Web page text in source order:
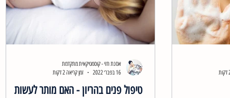
טיפול פנים בהריון - האם מותר לעשות
אסנת חזי - קוסמטיקאית מתקדמת
16 בפבר׳ 2022
זמן קריאה 2 דקות